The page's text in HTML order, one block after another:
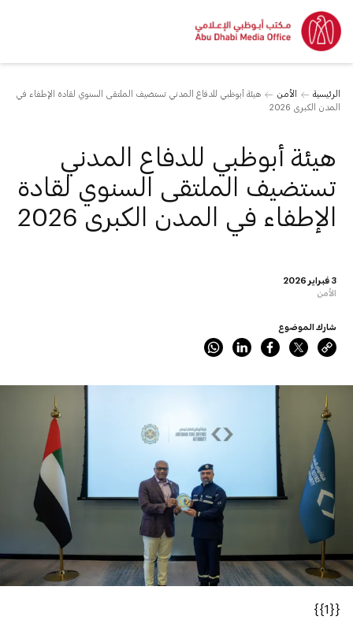
الرئيسية الأمن
هيئة أبوظبي للدفاع المدني تستضيف الملتقى السنوي لقادة الإطفاء في
المدن الكبرى 2026
3 فبراير 2026
الأمن
هيئة أبوظبي للدفاع المدني
تستضيف الملتقى السنوي لقادة
الإطفاء في المدن الكبرى 2026
شارك الموضوع
{{1}}